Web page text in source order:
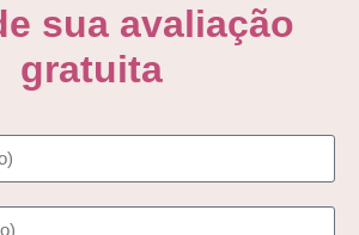
sua avaliação
gratuita